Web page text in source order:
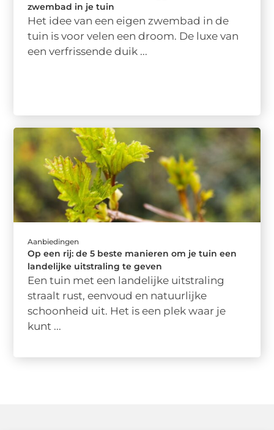
zwembad in je tuin
Het idee van een eigen zwembad in de
tuin is voor velen een droom. De luxe van
een verfrissende duik ...
Aanbiedingen
Op een rij: de 5 beste manieren om je tuin een
landelijke uitstraling te geven
Een tuin met een landelijke uitstraling
straalt rust, eenvoud en natuurlijke
schoonheid uit. Het is een plek waar je
kunt ...